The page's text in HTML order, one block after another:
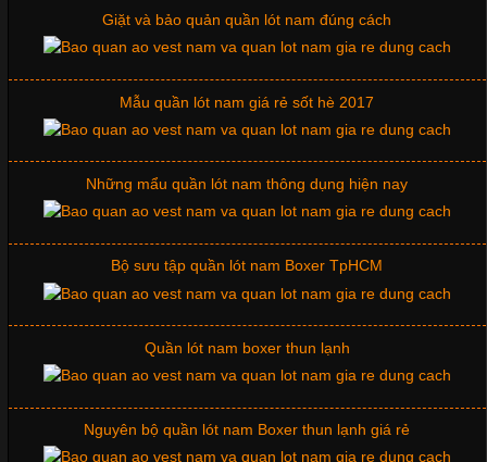
Ngành Thời Trang
Cập nhật 2026-06-01 16:20:50
Áo thun là một trong những trang phục phổ biến nhất hiện nay
nhờ tính tiện dụng, dễ phối đồ và phù hợp với nhiều đối tượng.
Bên cạnh chất liệu và kiểu dáng, phần cổ áo cũng là yếu tố
quan trọng tạo nên phong cách riêng cho từng sản phẩm. Mỗi
loại cổ áo sẽ mang đến một vẻ đẹp khác
Những Mẫu Áo Thun Đồng Phục Công Ty Được Ưa
Chuộng Hiện Nay
Cập nhật 2026-06-01 14:23:34
Trong môi trường kinh doanh hiện đại, việc xây dựng hình ảnh
Mẫu quần lót nam giá rẻ sốt hè 2017
Những mẩu quần lót nam thông dụng hiện nay
Bộ sưu tập quần lót nam Boxer TpHCM
Quần lót nam boxer thun lạnh
Nguyên bộ quần lót nam Boxer thun lạnh giá rẻ
Dễ chịu hơn với quần lót nam giá rẻ vải Cotton 4 chiều